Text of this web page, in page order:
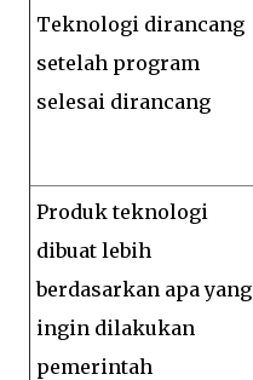
Teknologi dirancang
setelah program
selesai dirancang
Produk teknologi
dibuat lebih
berdasarkan apa yang
ingin dilakukan
pemerintah